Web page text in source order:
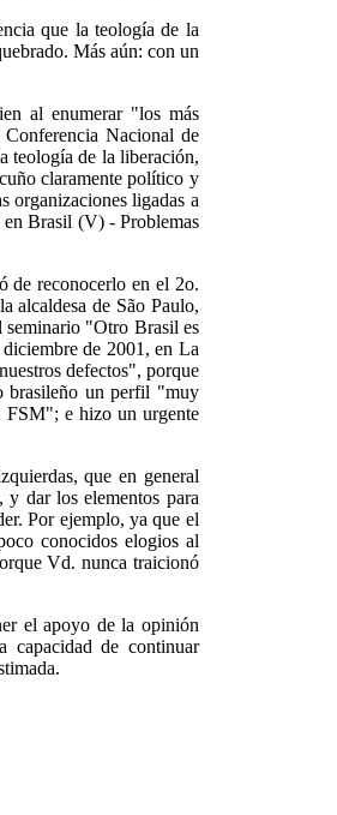
que la teología de la
Más aún: con un
al enumerar "los más
Nacional de
teología de la liberación,
claramente político y
organizaciones ligadas a
en Brasil (V) - Problemas
de reconocerlo en el 2o.
alcaldesa de São Paulo,
seminario "Otro Brasil es
de 2001, en La
defectos", porque
brasileño un perfil "muy
FSM"; e hizo un urgente
que en general
y dar los elementos para
Por ejemplo, ya que el
conocidos elogios al
Vd. nunca traicionó
el apoyo de la opinión
capacidad de continuar